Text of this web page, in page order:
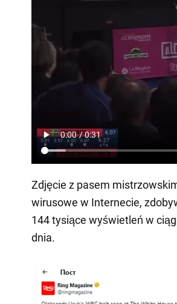
Zdjęcie z pasem
wirusowe w Internecie,
144 tysiące wyświetleń w
dnia.